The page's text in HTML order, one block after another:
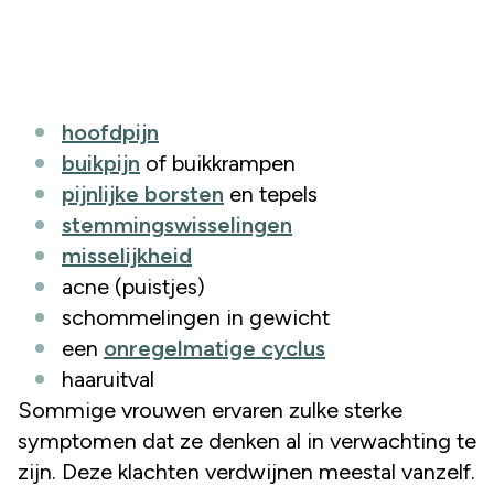
hoofdpijn
buikpijn of buikkrampen
pijnlijke borsten en tepels
stemmingswisselingen
misselijkheid
acne (puistjes)
schommelingen in gewicht
een onregelmatige cyclus
haaruitval
Sommige vrouwen ervaren zulke sterke
symptomen dat ze denken al in verwachting te
zijn. Deze klachten verdwijnen meestal vanzelf.